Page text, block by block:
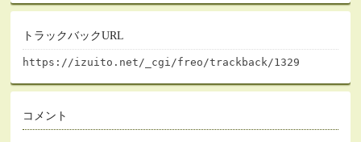
トラックバックURL
https://izuito.net/_cgi/freo/trackback/1329
コメント